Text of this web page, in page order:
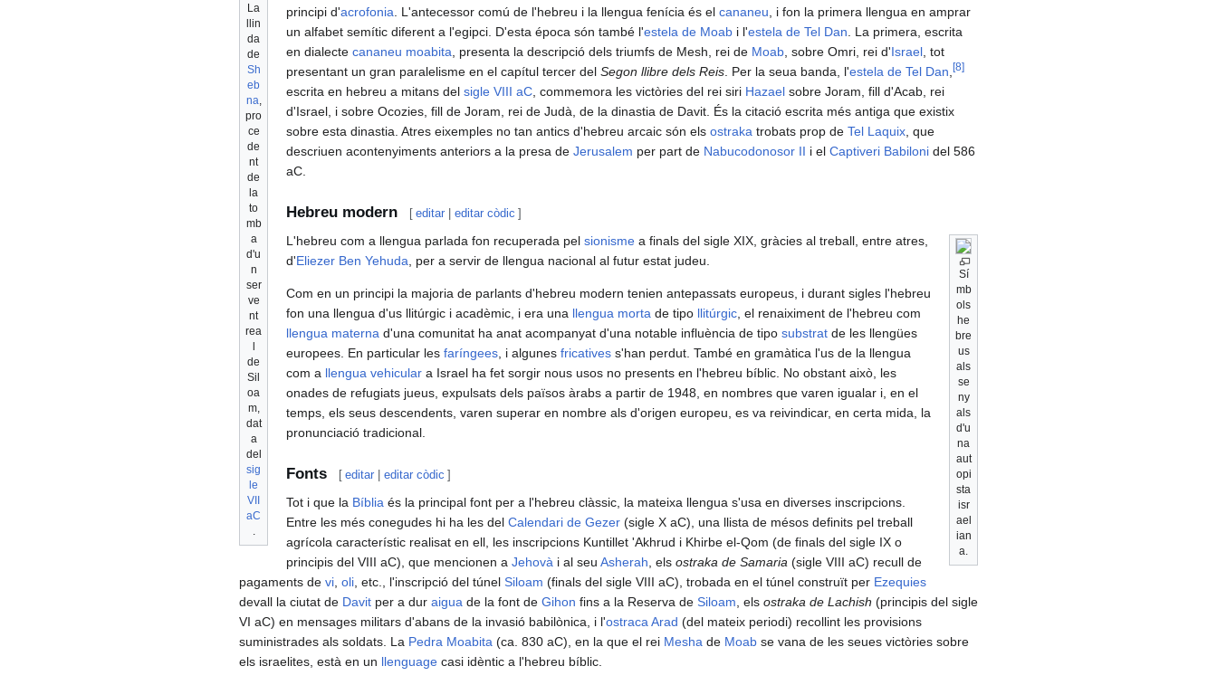
La
llin
da
de
Sh
eb
na
pro
ce
de
nt
de
la
to
mb
a
d'u
n
ser
ve
nt
rea
l
de
Sil
oa
m,
dat
a
del
sig
le
VII
aC
principi d'acrofonia . L'antecessor comú de l'hebreu i la llengua fenícia és el cananeu , i fon la primera llengua en amprar
un alfabet semític diferent a l'egipci. D'esta época són també l'estela de Moabi l'estela de Tel Dan . La primera, escrita
en dialecte cananeu moabita , presenta la descripció dels triumfs de Mesh, rei de Moab, sobre Omri, rei d'Israel, tot
presentant un gran paralelisme en el capítul tercer del Segon llibre dels Reis. Per la seua banda, l'estela de Tel Dan [8]
escrita en hebreu a mitans del sigle VIII aC, commemora les victòries del rei siri Hazaelsobre Joram, fill d'Acab, rei
d'Israel, i sobre Ocozies, fill de Joram, rei de Judà, de la dinastia de Davit. És la citació escrita més antiga que existix
sobre esta dinastia. Atres eixemples no tan antics d'hebreu arcaic són els ostraka trobats prop de Tel Laquix, que
descriuen acontenyiments anteriors a la presa de Jerusalem per part de Nabucodonosor II i el Captiveri Babilonidel 586
aC.
Hebreu modern [ editar| editar còdic ]
Sí
mb
ols
he
bre
us
als
se
ny
als
d'u
na
aut
opi
sta
isr
ael
ian
a.
L'hebreu com a llengua parlada fon recuperada pel sionismea finals del sigle XIX, gràcies al treball, entre atres,
d'Eliezer Ben Yehuda , per a servir de llengua nacional al futur estat judeu.
Com en un principi la majoria de parlants d'hebreu modern tenien antepassats europeus, i durant sigles l'hebreu
fon una llengua d'us llitúrgic i acadèmic, i era una llengua morta de tipo llitúrgic, el renaiximent de l'hebreu com
llengua materna d'una comunitat ha anat acompanyat d'una notable influència de tipo substratde les llengües
europees. En particular les faríngees, i algunes fricativess'han perdut. També en gramàtica l'us de la llengua
com a llengua vehiculara Israel ha fet sorgir nous usos no presents en l'hebreu bíblic. No obstant això, les
onades de refugiats jueus, expulsats dels països àrabs a partir de 1948, en nombres que varen igualar i, en el
temps, els seus descendents, varen superar en nombre als d'origen europeu, es va reivindicar, en certa mida, la
pronunciació tradicional.
Fonts [ editar| editar còdic ]
Tot i que la Bíbliaés la principal font per a l'hebreu clàssic, la mateixa llengua s'usa en diverses inscripcions.
Entre les més conegudes hi ha les del Calendari de Gezer(sigle X aC), una llista de mésos definits pel treball
agrícola característic realisat en ell, les inscripcions Kuntillet 'Akhrud i Khirbe el-Qom (de finals del sigle IX o
principis del VIII aC), que mencionen a Jehovài al seu Asherah, els ostraka de Samaria(sigle VIII aC) recull de
pagaments de vi, oli, etc., l'inscripció del túnel Siloam (finals del sigle VIII aC), trobada en el túnel construït per Ezequies
devall la ciutat de Davit per a dur aigua de la font de Gihon fins a la Reserva de Siloam, els ostraka de Lachish (principis del sigle
VI aC) en mensages militars d'abans de la invasió babilònica, i l'ostraca Arad (del mateix periodi) recollint les provisions
suministrades als soldats. La Pedra Moabita (ca. 830 aC), en la que el rei Mesha de Moab se vana de les seues victòries sobre
els israelites, està en un llenguage casi idèntic a l'hebreu bíblic.